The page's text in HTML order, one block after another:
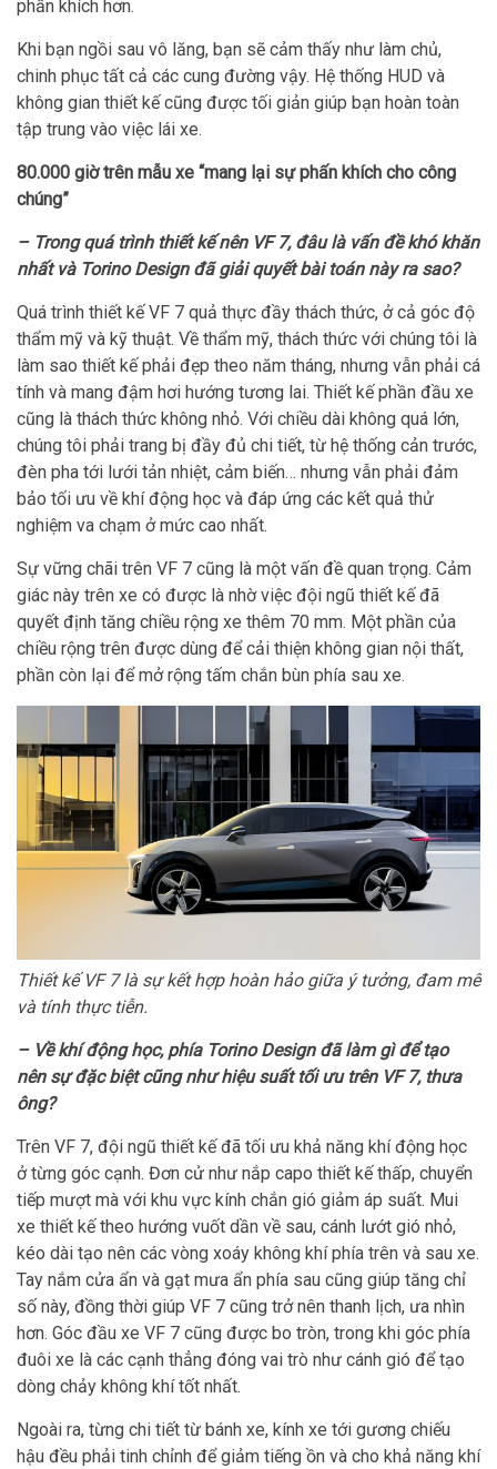
phấn khích hơn.
Khi bạn ngồi sau vô lăng, bạn sẽ cảm thấy như làm chủ,
chinh phục tất cả các cung đường vậy. Hệ thống HUD và
không gian thiết kế cũng được tối giản giúp bạn hoàn toàn
tập trung vào việc lái xe.
80.000 giờ trên mẫu xe “mang lại sự phấn khích cho công
chúng”
– Trong quá trình thiết kế nên VF 7, đâu là vấn đề khó khăn
nhất và Torino Design đã giải quyết bài toán này ra sao?
Quá trình thiết kế VF 7 quả thực đầy thách thức, ở cả góc độ
thẩm mỹ và kỹ thuật. Về thẩm mỹ, thách thức với chúng tôi là
làm sao thiết kế phải đẹp theo năm tháng, nhưng vẫn phải cá
tính và mang đậm hơi hướng tương lai. Thiết kế phần đầu xe
cũng là thách thức không nhỏ. Với chiều dài không quá lớn,
chúng tôi phải trang bị đầy đủ chi tiết, từ hệ thống cản trước,
đèn pha tới lưới tản nhiệt, cảm biến… nhưng vẫn phải đảm
bảo tối ưu về khí động học và đáp ứng các kết quả thử
nghiệm va chạm ở mức cao nhất.
Sự vững chãi trên VF 7 cũng là một vấn đề quan trọng. Cảm
giác này trên xe có được là nhờ việc đội ngũ thiết kế đã
quyết định tăng chiều rộng xe thêm 70 mm. Một phần của
chiều rộng trên được dùng để cải thiện không gian nội thất,
phần còn lại để mở rộng tấm chắn bùn phía sau xe.
Thiết kế VF 7 là sự kết hợp hoàn hảo giữa ý tưởng, đam mê
và tính thực tiễn.
– Về khí động học, phía Torino Design đã làm gì để tạo
nên sự đặc biệt cũng như hiệu suất tối ưu trên VF 7, thưa
ông?
Trên VF 7, đội ngũ thiết kế đã tối ưu khả năng khí động học
ở từng góc cạnh. Đơn cử như nắp capo thiết kế thấp, chuyển
tiếp mượt mà với khu vực kính chắn gió giảm áp suất. Mui
xe thiết kế theo hướng vuốt dần về sau, cánh lướt gió nhỏ,
kéo dài tạo nên các vòng xoáy không khí phía trên và sau xe.
Tay nắm cửa ẩn và gạt mưa ẩn phía sau cũng giúp tăng chỉ
số này, đồng thời giúp VF 7 cũng trở nên thanh lịch, ưa nhìn
hơn. Góc đầu xe VF 7 cũng được bo tròn, trong khi góc phía
đuôi xe là các cạnh thẳng đóng vai trò như cánh gió để tạo
dòng chảy không khí tốt nhất.
Ngoài ra, từng chi tiết từ bánh xe, kính xe tới gương chiếu
hậu đều phải tinh chỉnh để giảm tiếng ồn và cho khả năng khí